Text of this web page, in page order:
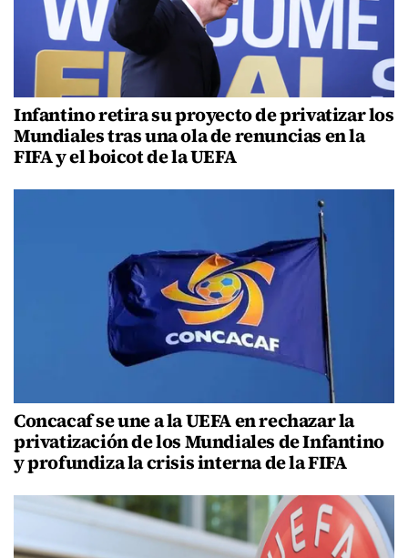
Infantino retira su proyecto de privatizar los
Mundiales tras una ola de renuncias en la
FIFA y el boicot de la UEFA
Concacaf se une a la UEFA en rechazar la
privatización de los Mundiales de Infantino
y profundiza la crisis interna de la FIFA